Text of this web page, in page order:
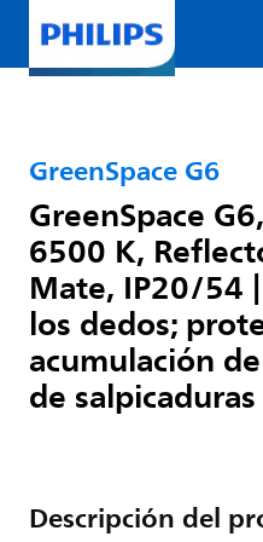
GreenSpace G6
GreenSpace
6500 K,
Mate, IP20/54
los dedos;
acumulación
de salpicaduras
Descripción del